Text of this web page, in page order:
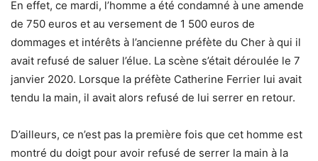
En effet, ce mardi, l’homme a été condamné à une amende
de 750 euros et au versement de 1 500 euros de
dommages et intérêts à l’ancienne préfète du Cher à qui il
avait refusé de saluer l’élue. La scène s’était déroulée le 7
janvier 2020. Lorsque la préfète Catherine Ferrier lui avait
tendu la main, il avait alors refusé de lui serrer en retour.
D’ailleurs, ce n’est pas la première fois que cet homme est
montré du doigt pour avoir refusé de serrer la main à la